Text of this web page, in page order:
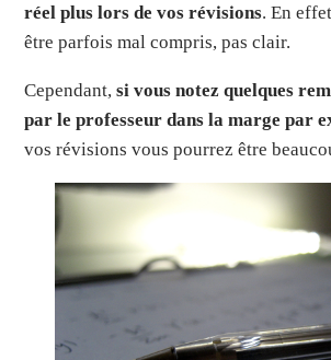
réel plus lors de vos révisions. En
être parfois mal compris, pas clair.
Cependant,si vous notez quelques
par le professeur dans la marge par
vos révisions vous pourrez être